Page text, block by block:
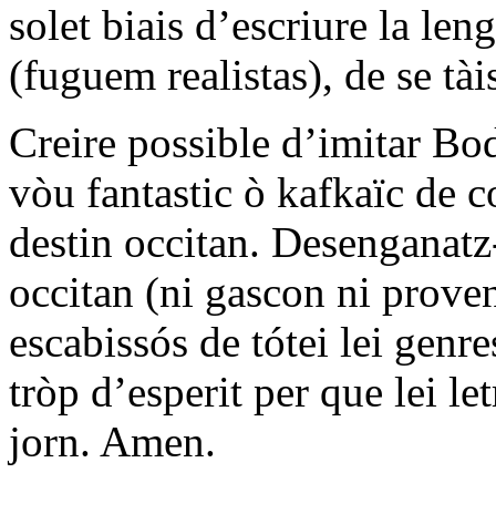
solet biais d’escriure la
(fuguem realistas), de se
Creire possible d’imitar
vòu fantastic ò kafkaïc de
destin occitan.
occitan (ni gascon ni
escabissós de tótei lei
tròp d’esperit per que lei
jorn. Amen.